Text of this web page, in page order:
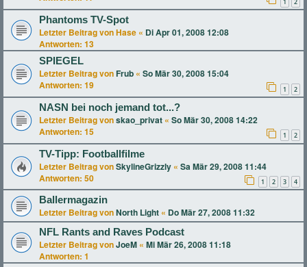
Phantoms TV-Spot
Letzter Beitrag vonHase « Di Apr 01, 2008 12:08
Antworten: 13
SPIEGEL
Letzter Beitrag von Frub « So Mär 30, 2008 15:04
Antworten: 19 1 2
NASN bei noch jemand tot...?
Letzter Beitrag vonskao_privat « So Mär 30, 2008 14:22
Antworten: 15 1 2
TV-Tipp: Footballfilme
Letzter Beitrag vonSkylineGrizzly « Sa Mär 29, 2008 11:44
Antworten: 50 1 2 3 4
Ballermagazin
Letzter Beitrag vonNorth Light « Do Mär 27, 2008 11:32
NFL Rants and Raves Podcast
Letzter Beitrag vonJoeM « Mi Mär 26, 2008 11:18
Antworten: 1